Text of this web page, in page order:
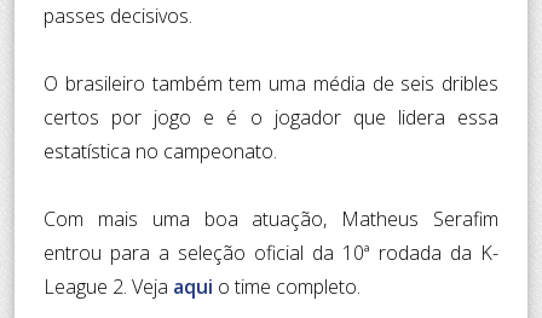
passes decisivos.
O brasileiro também tem uma média de seis dribles
certos por jogo e é o jogador que lidera essa
estatística no campeonato.
Com mais uma boa atuação, Matheus Serafim
entrou para a seleção oficial da 10ª rodada da K-
League 2. Veja aqui o time completo.